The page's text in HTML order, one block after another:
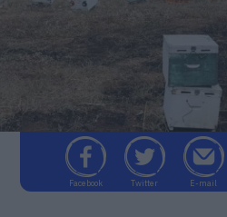
Facebook Twitter E-mail